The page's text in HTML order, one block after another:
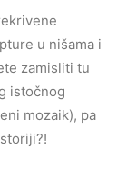
u nišama i
zamisliti tu
istočnog
mozaik), pa